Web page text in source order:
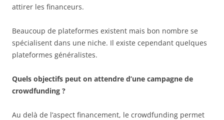
attirer les financeurs.
Beaucoup de plateformes existent mais bon nombre se
spécialisent dans une niche. Il existe cependant quelques
plateformes généralistes.
Quels objectifs peut on attendre d’une campagne de
crowdfunding ?
Au delà de l’aspect financement, le crowdfunding permet